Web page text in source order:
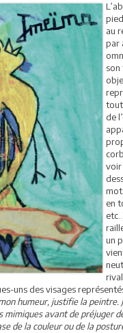
au
par
son
de
voir
en
un
uns des visages
humeur, justifie la peintre.
avant de préjuger de
de la couleur ou de la